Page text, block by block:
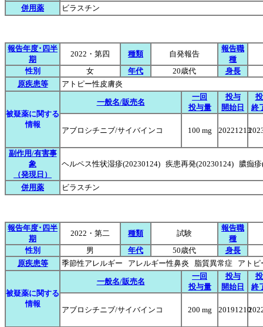
併用薬 ビラスチン
報告年度･四半
期
2022・第四 種類 自発報告
報告職
種
性別
女 年代 20歳代
身長
原疾患等
アトピー性皮膚炎
被疑薬に関する
情報
一般名/販売名
一回
投与量
投与
開始日
終
アブロシチニブ/サイバインコ 100 mg 20221213
副作用/有害事
象
（発現日）
ヘルペス性状湿疹(20230124) 疾患再発(20230124) 膿痂
併用薬 ビラスチン
報告年度･四半
期
2022・第二 種類 試験
報告職
種
性別
男 年代 50歳代
身長
原疾患等
季節性アレルギー アレルギー性鼻炎 脂質異常症 アト
被疑薬に関する
情報
一般名/販売名
一回
投与量
投与
開始日
終
アブロシチニブ/サイバインコ 200 mg 20191210